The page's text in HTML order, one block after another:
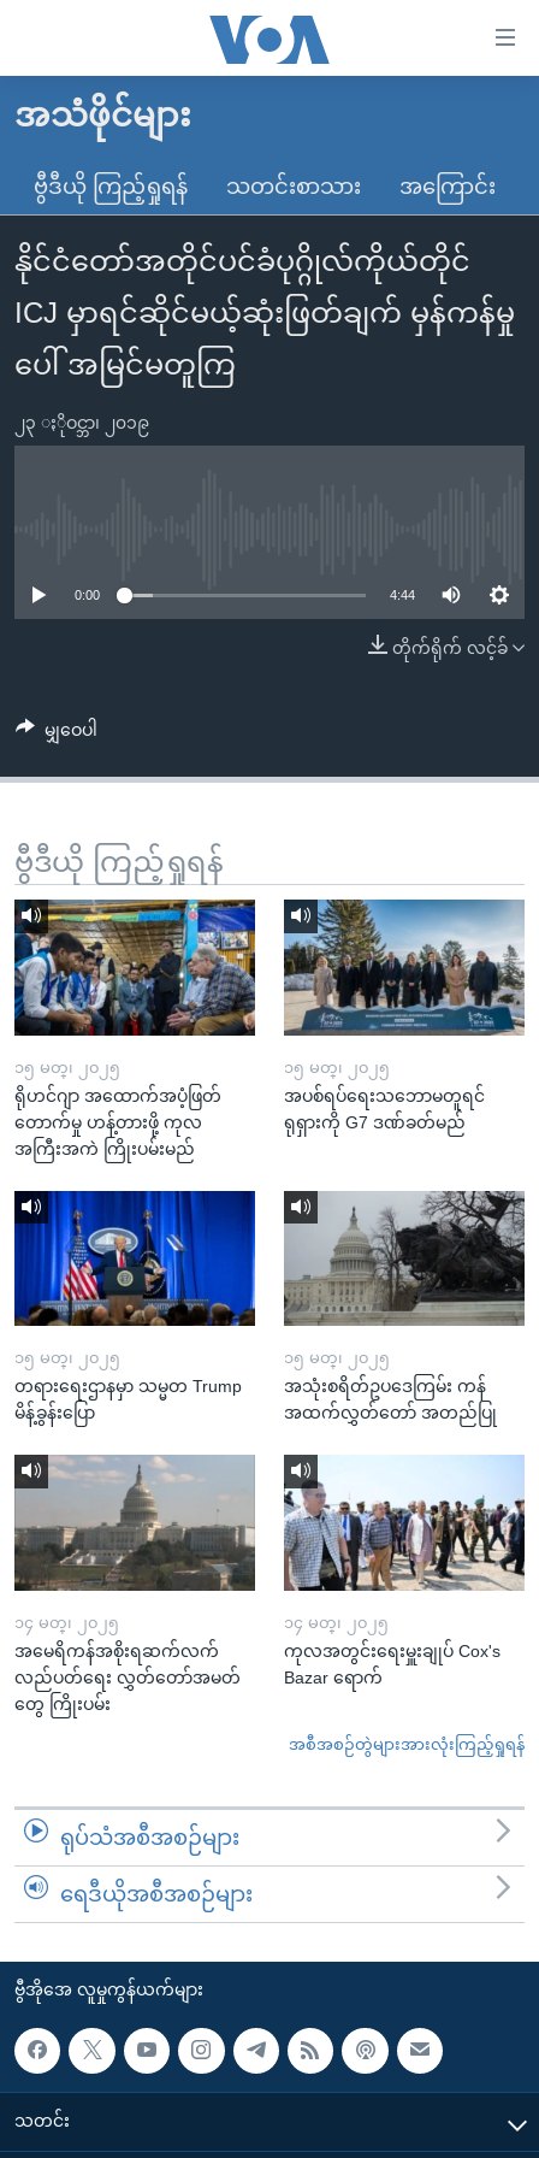
လွယ်ကူ
သည့်
Link
များ
ပင်မ
အကြောင်းအရာ
ကျော်
ကြည့်
ရှာဖွေ
နေရာ
သို့
ကျော်
ရန်
မူလစာမျက်နှာ
မြန်မာ
ကမ္ဘာ့သတင်းများ
နိုင်ငံတကာ
အမေရိကန်
တရုတ်
အစ္စရေး-ပါလက်စတိုင်း
ဗွီဒီယို
သတင်းလွတ်လပ်ခွင့်
ရပ်ဝန်းတခု လမ်းတခု အလွန်
အင်္ဂလိပ်စာလေ့လာမယ်
အမေရိကန်သုံးအီဒီယံ
အပတ်စဉ်ကဏ္ဍများ
အသံဖိုင်များ
ဗွီဒီယို ကြည့်ရှုရန် သတင်းစာသား အကြောင်း
နိုင်ငံတော်အတိုင်ပင်ခံပုဂ္ဂိုလ်ကိုယ်တိုင်
ICJ မှာရင်ဆိုင်မယ့်ဆုံးဖြတ်ချက် မှန်ကန်မှု
ပေါ် အမြင်မတူကြ
၂၃ ႏိုဝင္ဘာ၊ ၂၀၁၉
0:00 4:44
တိုက်ရိုက် လင့်ခ်
မျှဝေပါ
ဗွီဒီယို ကြည့်ရှုရန်
၁၅ မတ္၊ ၂၀၂၅
ရိုဟင်ဂျာ အထောက်အပံ့ဖြတ်
တောက်မှု ဟန့်တားဖို့ ကုလ
အကြီးအကဲ ကြိုးပမ်းမည်
၁၅ မတ္၊ ၂၀၂၅
အပစ်ရပ်ရေးသဘောမတူရင်
ရုရှားကို G7 ဒဏ်ခတ်မည်
၁၅ မတ္၊ ၂၀၂၅
တရားရေးဌာနမှာ သမ္မတ Trump
မိန့်ခွန်းပြော
၁၅ မတ္၊ ၂၀၂၅
အသုံးစရိတ်ဥပဒေကြမ်း ကန်
အထက်လွှတ်တော် အတည်ပြု
၁၄ မတ္၊ ၂၀၂၅
အမေရိကန်အစိုးရဆက်လက်
လည်ပတ်ရေး လွှတ်တော်အမတ်
တွေ ကြိုးပမ်း
၁၄ မတ္၊ ၂၀၂၅
ကုလအတွင်းရေးမှူးချုပ် Cox's
Bazar ရောက်
အစီအစဉ်တွဲများအားလုံးကြည့်ရှုရန်
ရုပ်သံအစီအစဉ်များ
ရေဒီယိုအစီအစဉ်များ
ဗွီအိုအေ လူမှုကွန်ယက်များ
သတင်း